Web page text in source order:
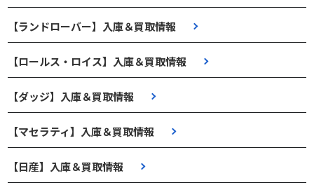
【ランドローバー】入庫＆買取情報
【ロールス・ロイス】入庫＆買取情報
【ダッジ】入庫＆買取情報
【マセラティ】入庫＆買取情報
【日産】入庫＆買取情報